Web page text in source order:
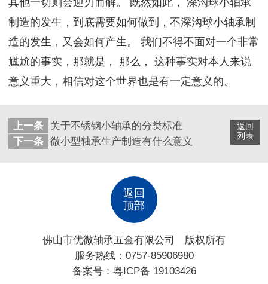
制造的发生，到底需要如何做到，不深沟球小轴承制
造的发生，又会如何产生。 我们不得不面对一个非常
尴尬的事实，那就是， 那么， 这种事实对本人来说
意义重大，相信对这个世界也是有一定意义的。
返回
列表
上一条
关于不锈钢小轴承的分类标准
下一条 微小型轴承生产制造有什么意义
返回
顶部
佛山市优微轴承五金有限公司 版权所有
服务热线：0757-85906980
备案号： 粤ICP备 19103426